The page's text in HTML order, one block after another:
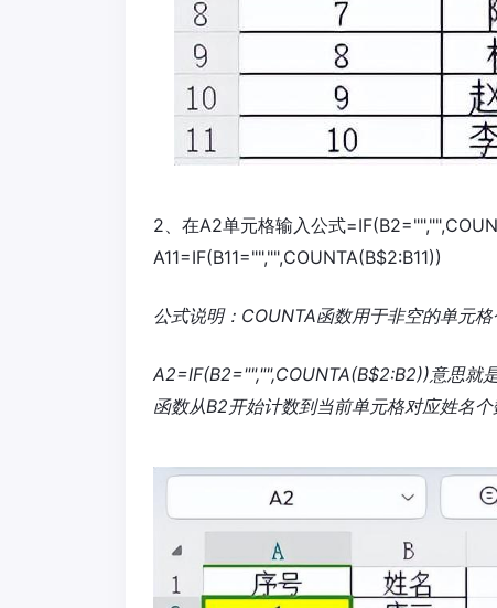
2、在A2单元格输入公式
A11=IF(B11="","",COUNTA(B$2:B11))
公式说明：COUNTA函数用于非空的单元格
A2=IF(B2="","",COUNTA(B$2:B2))意思就
函数从B2开始计数到当前单元格对应姓名个